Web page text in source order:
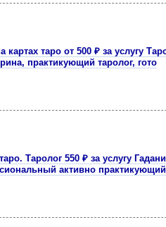
картах таро от 500 ₽ за услугу
пpaктикующий тapолог, гoтo
Таролог 550 ₽ за услугу
активно практикующий